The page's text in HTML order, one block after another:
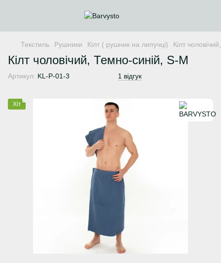
Текстиль Рушники Кілт ( рушник на липучці) Кілт
Кілт чоловічий, Темно-синій, S-M
Артикул: KL-P-01-3 1 відгук
Хіт